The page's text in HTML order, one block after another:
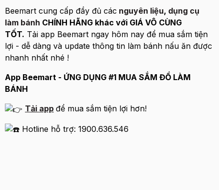
Beemart cung cấp đầy đủ các nguyên liệu, dụng cụ
làm bánh CHÍNH HÃNG khác với GIÁ VÔ CÙNG
TỐT. Tải app Beemart ngay hôm nay để mua sắm tiện
lợi - dễ dàng và update thông tin làm bánh nấu ăn được
nhanh nhất nhé !
App Beemart - ỨNG DỤNG #1 MUA SẮM ĐỒ LÀM
BÁNH
Tải app để mua sắm tiện lợi hơn!
Hotline hỗ trợ: 1900.636.546